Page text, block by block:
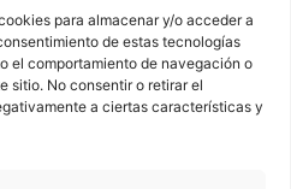
para almacenar y/o acceder a
de estas tecnologías
el comportamiento de navegación o
sitio. No consentir o retirar el
a ciertas características y